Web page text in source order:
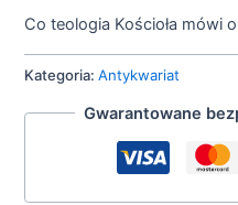
Co teologia Kościoła mówi
Kategoria:Antykwariat
Gwarantowane